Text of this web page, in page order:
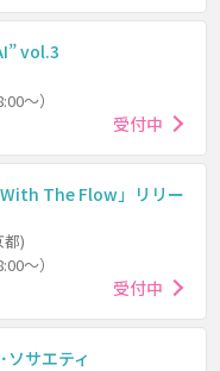
vol.3
～）
受付中
The Flow」リリー
都)
～）
受付中
ソサエティ